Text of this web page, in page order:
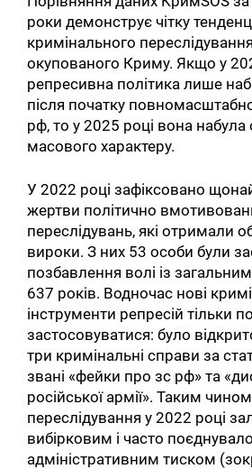
роки демонструє чітку
кримінального
окупованого Криму. Якщо у
репресивна політика лише
після початку
рф, то у 2025 році вона набула
масового характеру.
У 2022 році зафіксовано
жертви політично
переслідувань, які отримали
вироки. З них 53 особи були
позбавлення волі із
637 років. Водночас нові
інструменти репресій тільки
застосовуватися: було
три кримінальні справи за
звані «фейки про зс рф» та
російської армії». Таким
переслідування у 2022 році
вибірковим і часто
адміністративним тиском